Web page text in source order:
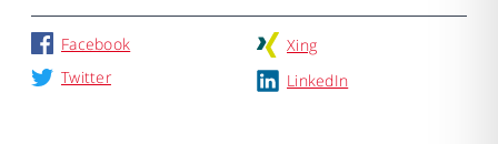
Facebook
Twitter
Xing
LinkedIn